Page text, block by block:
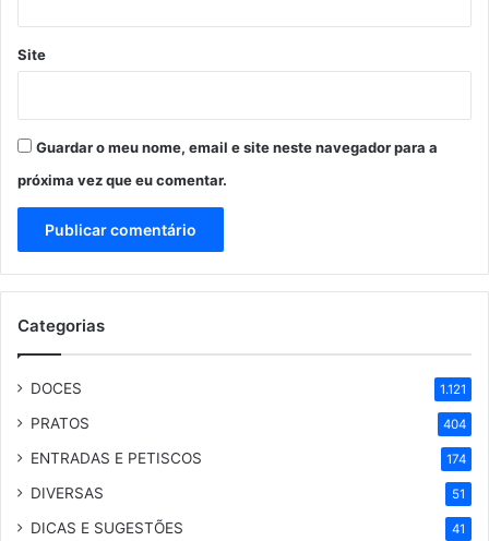
Site
Guardar o meu nome, email e site neste navegador para a
próxima vez que eu comentar.
Categorias
DOCES 1.121
PRATOS 404
ENTRADAS E PETISCOS 174
DIVERSAS 51
DICAS E SUGESTÕES 41